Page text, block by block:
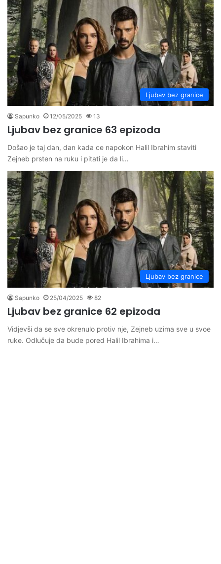
Ljubav bez granice
Sapunko 12/05/2025 13
Ljubav bez granice 63 epizoda
Došao je taj dan, dan kada ce napokon Halil Ibrahim staviti
Zejneb prsten na ruku i pitati je da li…
Ljubav bez granice
Sapunko 25/04/2025 82
Ljubav bez granice 62 epizoda
Vidjevši da se sve okrenulo protiv nje, Zejneb uzima sve u svoe
ruke. Odlučuje da bude pored Halil Ibrahima i…